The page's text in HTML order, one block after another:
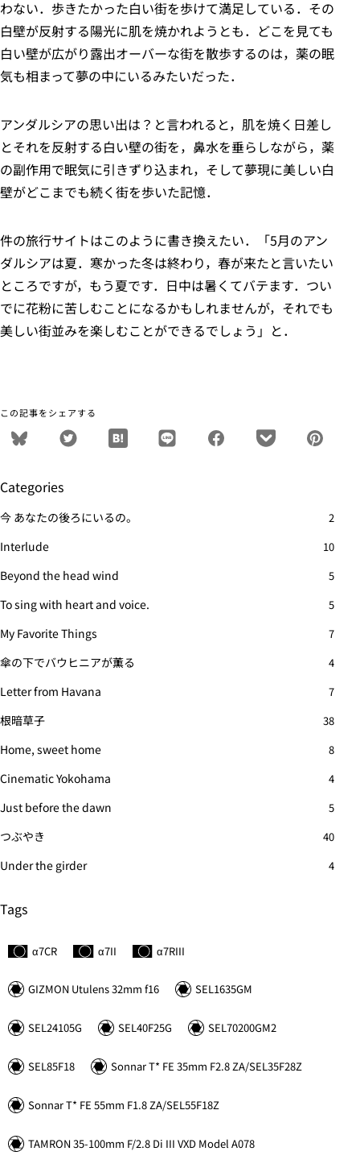
わない．歩きたかった白い街を歩けて満足している．その
白壁が反射する陽光に肌を焼かれようとも．どこを見ても
白い壁が広がり露出オーバーな街を散歩するのは，薬の眠
気も相まって夢の中にいるみたいだった．
アンダルシアの思い出は？と言われると，肌を焼く日差し
とそれを反射する白い壁の街を，鼻水を垂らしながら，薬
の副作用で眠気に引きずり込まれ，そして夢現に美しい白
壁がどこまでも続く街を歩いた記憶．
件の旅行サイトはこのように書き換えたい．「5月のアン
ダルシアは夏．寒かった冬は終わり，春が来たと言いたい
ところですが，もう夏です．日中は暑くてバテます．つい
でに花粉に苦しむことになるかもしれませんが，それでも
美しい街並みを楽しむことができるでしょう」と．
この記事をシェアする
Categories
今 あなたの後ろにいるの。 2
Interlude 10
Beyond the head wind 5
To sing with heart and voice. 5
My Favorite Things 7
傘の下でバウヒニアが薫る 4
Letter from Havana 7
根暗草子 38
Home, sweet home 8
Cinematic Yokohama 4
Just before the dawn 5
つぶやき 40
Under the girder 4
Tags
α7CR α7II α7RIII
GIZMON Utulens 32mm f16 SEL1635GM
SEL24105G SEL40F25G SEL70200GM2
SEL85F18 SonnarT* FE 35mm F2.8 ZA/SEL35F28Z
SonnarT* FE 55mm F1.8 ZA/SEL55F18Z
TAMRON 35-100mm F/2.8 Di III VXD Model A078